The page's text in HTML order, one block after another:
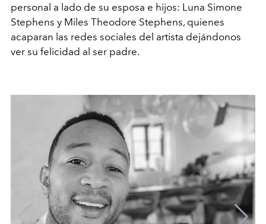
personal a lado de su esposa e hijos: Luna Simone
Stephens y Miles Theodore Stephens, quienes
acaparan las redes sociales del artista dejándonos
ver su felicidad al ser padre.